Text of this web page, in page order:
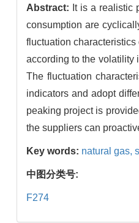
Abstract: It is a realistic
consumption are
fluctuation
according to the volatility
The fluctuation
indicators and adopt
peaking project is
the suppliers can
Key words: natural gas,
中图分类号:
F274